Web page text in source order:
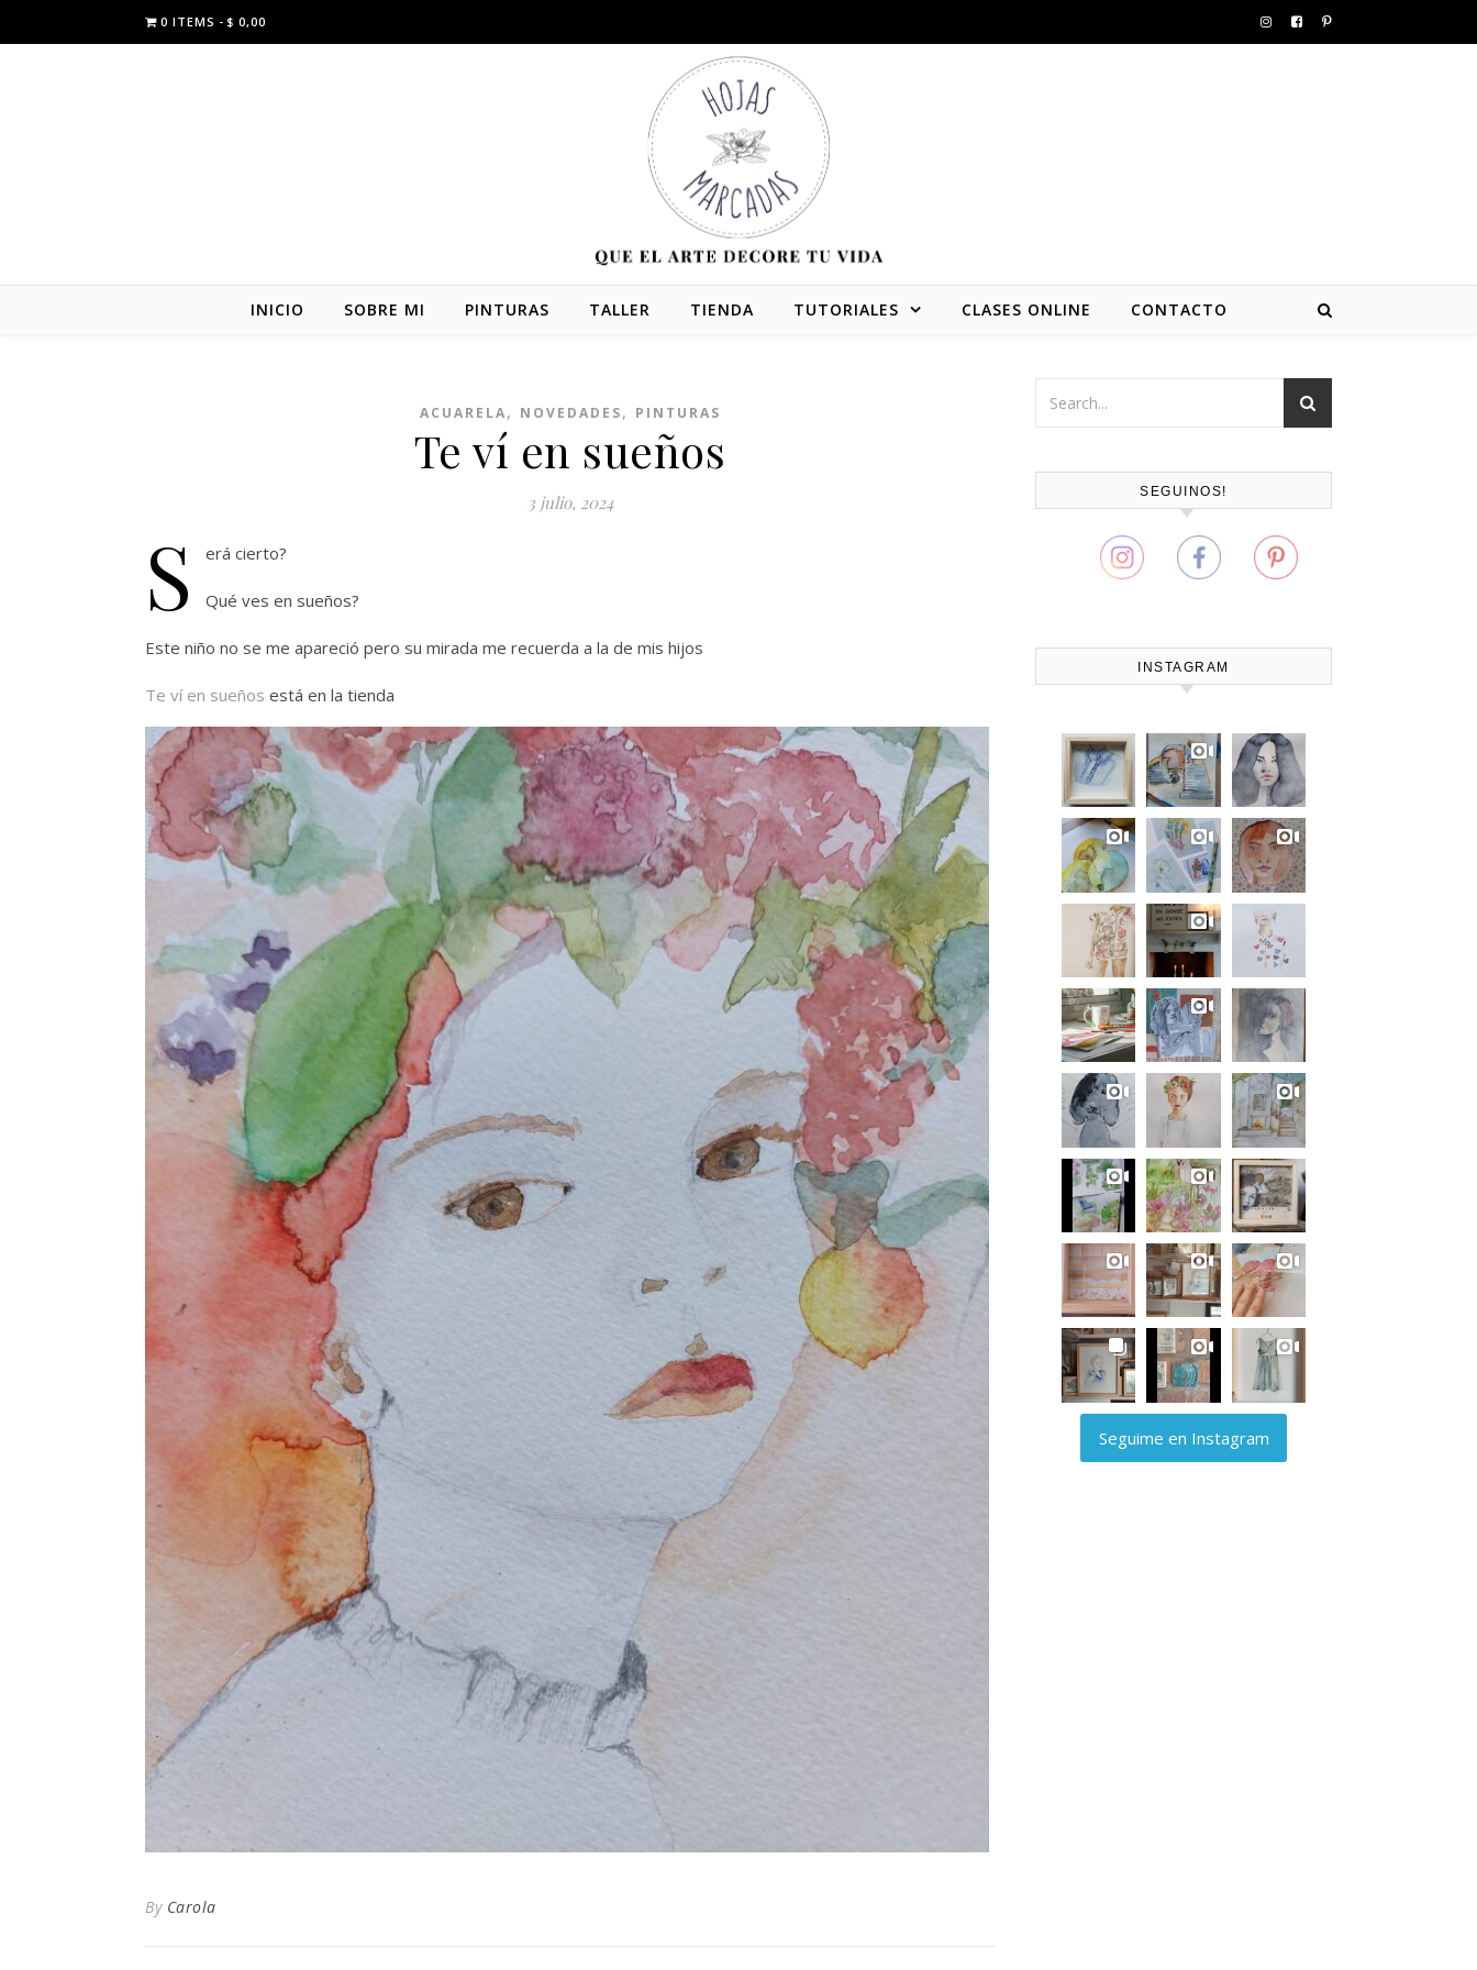
0 ITEMS $ 0,00
INICIO SOBRE MI PINTURAS TALLER TIENDA TUTORIALES CLASES ONLINE CONTACTO
ACUARELA, NOVEDADES, PINTURAS
Te ví en sueños
3 julio, 2024
S erá cierto?
Qué ves en sueños?
Este niño no se me apareció pero su mirada me recuerda a la de mis hijos
Te ví en sueños está en la tienda
By Carola
SEGUINOS!
INSTAGRAM
Seguime en Instagram